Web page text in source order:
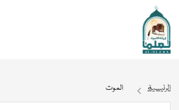
الرئيسية الموت